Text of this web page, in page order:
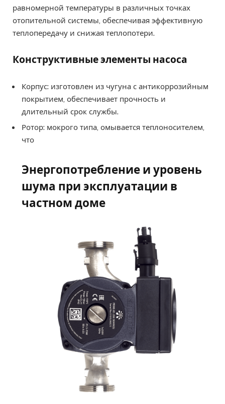
равномерной температуры в различных точках
отопительной системы, обеспечивая эффективную
теплопередачу и снижая теплопотери.
Конструктивные элементы насоса
Корпус: изготовлен из чугуна с антикоррозийным
покрытием, обеспечивает прочность и
длительный срок службы.
Ротор: мокрого типа, омывается теплоносителем,
что
Энергопотребление и уровень
шума при эксплуатации в
частном доме